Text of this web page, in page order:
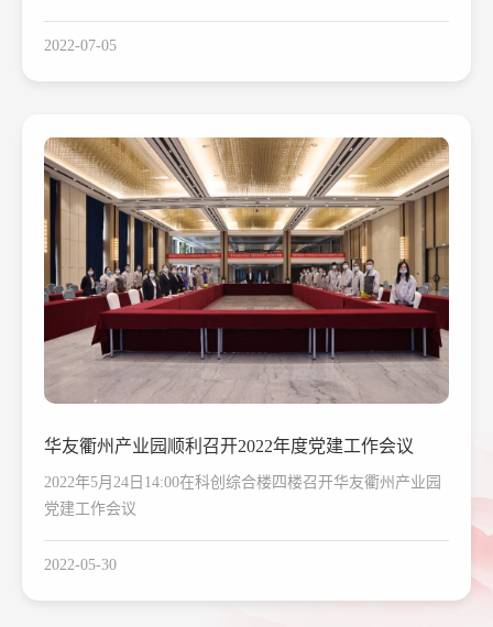
领办了“共富项目”。
2022-07-05
华友衢州产业园顺利召开2022年度党建工作会议
2022年5月24日14:00在科创综合楼四楼召开华友衢州产业园
党建工作会议
2022-05-30